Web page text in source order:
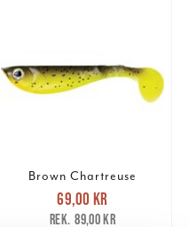
Brown Chartreuse
Nuvarande pris
69,00 krTidigare pris
69,00 kr
89,00 kr